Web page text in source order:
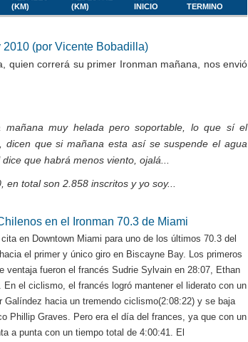
(KM)
(KM)
INICIO
TERMINO
(por Vicente Bobadilla)
quien correrá su primer Ironman mañana, nos envió
mañana muy helada pero soportable, lo que sí el
dicen que si mañana esta así se suspende el agua
que habrá menos viento, ojalá...
total son 2.858 inscritos y yo soy...
en el Ironman 70.3 de Miami
en Downtown Miami para uno de los últimos 70.3 del
el primer y único giro en Biscayne Bay. Los primeros
ventaja fueron el francés Sudrie Sylvain en 28:07, Ethan
En el ciclismo, el francés logró mantener el liderato con un
hacia un tremendo ciclismo(2:08:22) y se baja
Phillip Graves. Pero era el día del frances, ya que con un
a punta con un tiempo total de 4:00:41. El